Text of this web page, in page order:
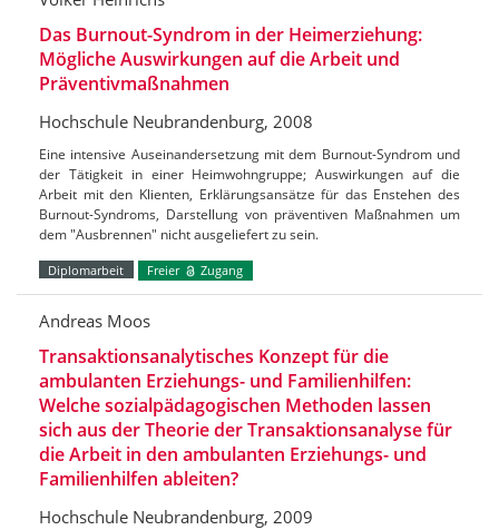
Das Burnout-Syndrom in der Heimerziehung:
Mögliche Auswirkungen auf die Arbeit und
Präventivmaßnahmen
Hochschule Neubrandenburg, 2008
Eine intensive Auseinandersetzung mit dem Burnout-Syndrom und
der Tätigkeit in einer Heimwohngruppe; Auswirkungen auf die
Arbeit mit den Klienten, Erklärungsansätze für das Enstehen des
Burnout-Syndroms, Darstellung von präventiven Maßnahmen um
dem "Ausbrennen" nicht ausgeliefert zu sein.
Diplomarbeit Freier Zugang
Andreas Moos
Transaktionsanalytisches Konzept für die
ambulanten Erziehungs- und Familienhilfen:
Welche sozialpädagogischen Methoden lassen
sich aus der Theorie der Transaktionsanalyse für
die Arbeit in den ambulanten Erziehungs- und
Familienhilfen ableiten?
Hochschule Neubrandenburg, 2009